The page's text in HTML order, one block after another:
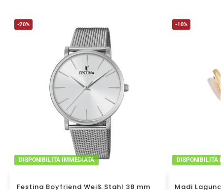
-20%
DISPONIBILITA IMMEDIATA
Festina Boyfriend Weiß Stahl 38 mm
-10%
DISPONIBILITA
Madi